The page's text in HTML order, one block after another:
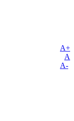
A+
A
A-